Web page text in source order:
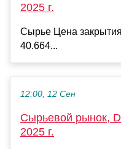
2025 г.
Сырье Цена
40.664...
12:00, 12 Сен
Сырьевой рынок,
2025 г.